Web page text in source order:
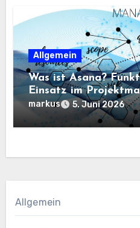
Allgemein
Was ist Asana?
Einsatz im
markus 5. Juni 2026
Allgemein